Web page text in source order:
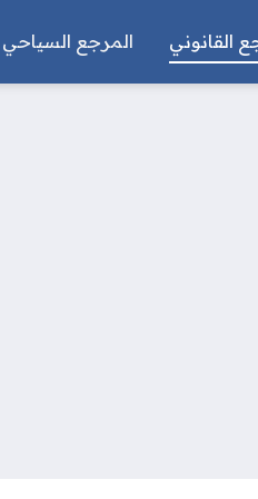
القانوني المرجع السياحي